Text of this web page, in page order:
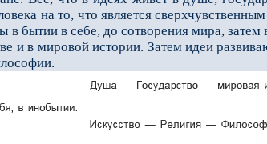
на то, что является
бытии в себе, до сотворения мира,
и в мировой истории. Затем идеи